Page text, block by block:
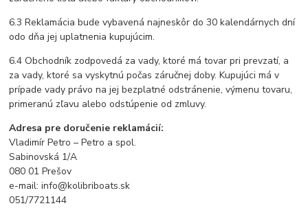
6.3 Reklamácia bude vybavená najneskôr do 30 kalendárnych dní
odo dňa jej uplatnenia kupujúcim.
6.4 Obchodník zodpovedá za vady, ktoré má tovar pri prevzatí, a
za vady, ktoré sa vyskytnú počas záručnej doby. Kupujúci má v
prípade vady právo na jej bezplatné odstránenie, výmenu tovaru,
primeranú zľavu alebo odstúpenie od zmluvy.
Adresa pre doručenie reklamácií:
Vladimír Petro – Petro a spol.
Sabinovská 1/A
080 01 Prešov
e-mail: info@kolibriboats.sk
051/7721144